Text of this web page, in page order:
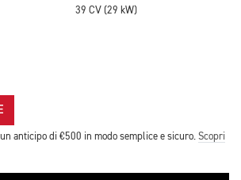
39 CV (29 kW)
anticipo di €500 in modo semplice e sicuro. Scopri